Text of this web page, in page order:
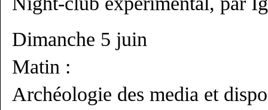
Dimanche 5 juin
Matin :
Archéologie des media et